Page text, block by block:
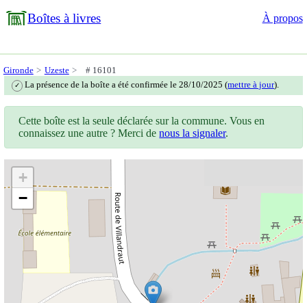
Boîtes à livres À propos
Gironde Uzeste # 16101
✓ La présence de la boîte a été confirmée le 28/10/2025 (mettre à jour).
Cette boîte est la seule déclarée sur la commune. Vous en
connaissez une autre ? Merci denous la signaler.
+
−